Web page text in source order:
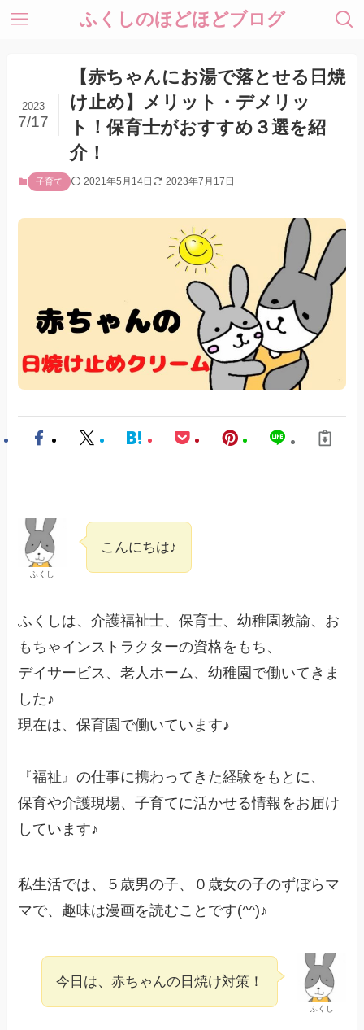
ふくしのほどほどブログ
【赤ちゃんにお湯で落とせる日焼
け止め】メリット・デメリッ
ト！保育士がおすすめ３選を紹
介！
2023
7/17
子育て 2021年5月14日 2023年7月17日
ふくし
こんにちは♪
ふくしは、介護福祉士、保育士、幼稚園教諭、お
もちゃインストラクターの資格をもち、
デイサービス、老人ホーム、幼稚園で働いてきま
した♪
現在は、保育園で働いています♪
『福祉』の仕事に携わってきた経験をもとに、
保育や介護現場、子育てに活かせる情報をお届け
しています♪
私生活では、５歳男の子、０歳女の子のずぼらマ
マで、趣味は漫画を読むことです(^^)♪
ふくし
今日は、赤ちゃんの日焼け対策！